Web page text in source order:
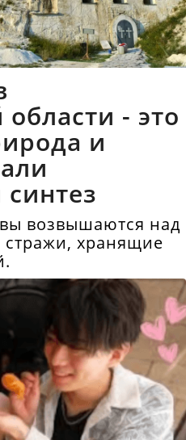
- это
и
возвышаются над
стражи, хранящие